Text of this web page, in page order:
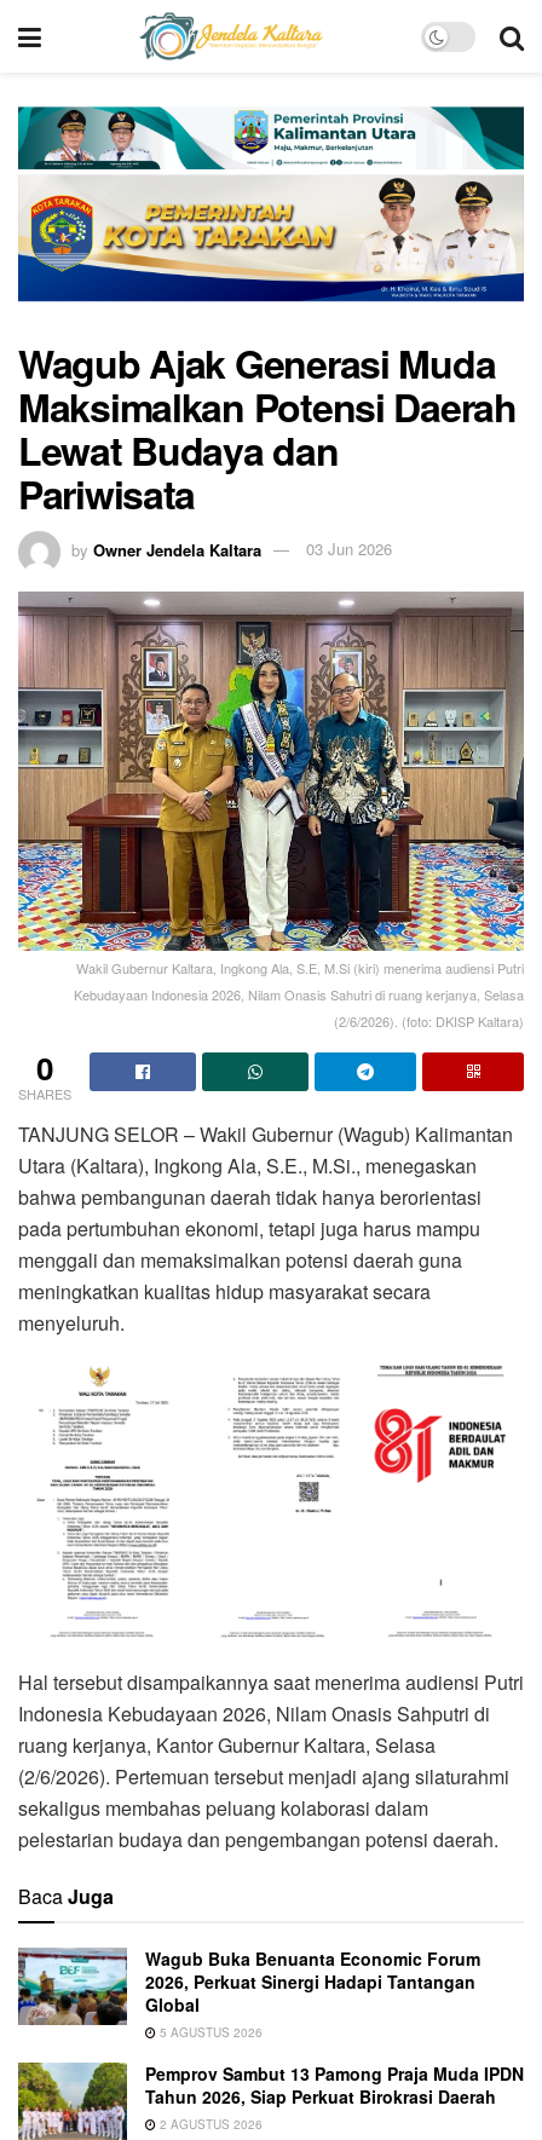
Wagub Ajak Generasi Muda
Maksimalkan Potensi Daerah
Lewat Budaya dan
Pariwisata
by Owner Jendela Kaltara 03 Jun 2026
Wakil Gubernur Kaltara, Ingkong Ala, S.E, M.Si (kiri) menerima audiensi Putri
Kebudayaan Indonesia 2026, Nilam Onasis Sahutri di ruang kerjanya, Selasa
(2/6/2026). (foto: DKISP Kaltara)
0
SHARES
TANJUNG SELOR – Wakil Gubernur (Wagub) Kalimantan
Utara (Kaltara), Ingkong Ala, S.E., M.Si., menegaskan
bahwa pembangunan daerah tidak hanya berorientasi
pada pertumbuhan ekonomi, tetapi juga harus mampu
menggali dan memaksimalkan potensi daerah guna
meningkatkan kualitas hidup masyarakat secara
menyeluruh.
Hal tersebut disampaikannya saat menerima audiensi Putri
Indonesia Kebudayaan 2026, Nilam Onasis Sahputri di
ruang kerjanya, Kantor Gubernur Kaltara, Selasa
(2/6/2026). Pertemuan tersebut menjadi ajang silaturahmi
sekaligus membahas peluang kolaborasi dalam
pelestarian budaya dan pengembangan potensi daerah.
BacaJuga
Wagub Buka Benuanta Economic Forum
2026, Perkuat Sinergi Hadapi Tantangan
Global
5 AGUSTUS 2026
Pemprov Sambut 13 Pamong Praja Muda IPDN
Tahun 2026, Siap Perkuat Birokrasi Daerah
2 AGUSTUS 2026